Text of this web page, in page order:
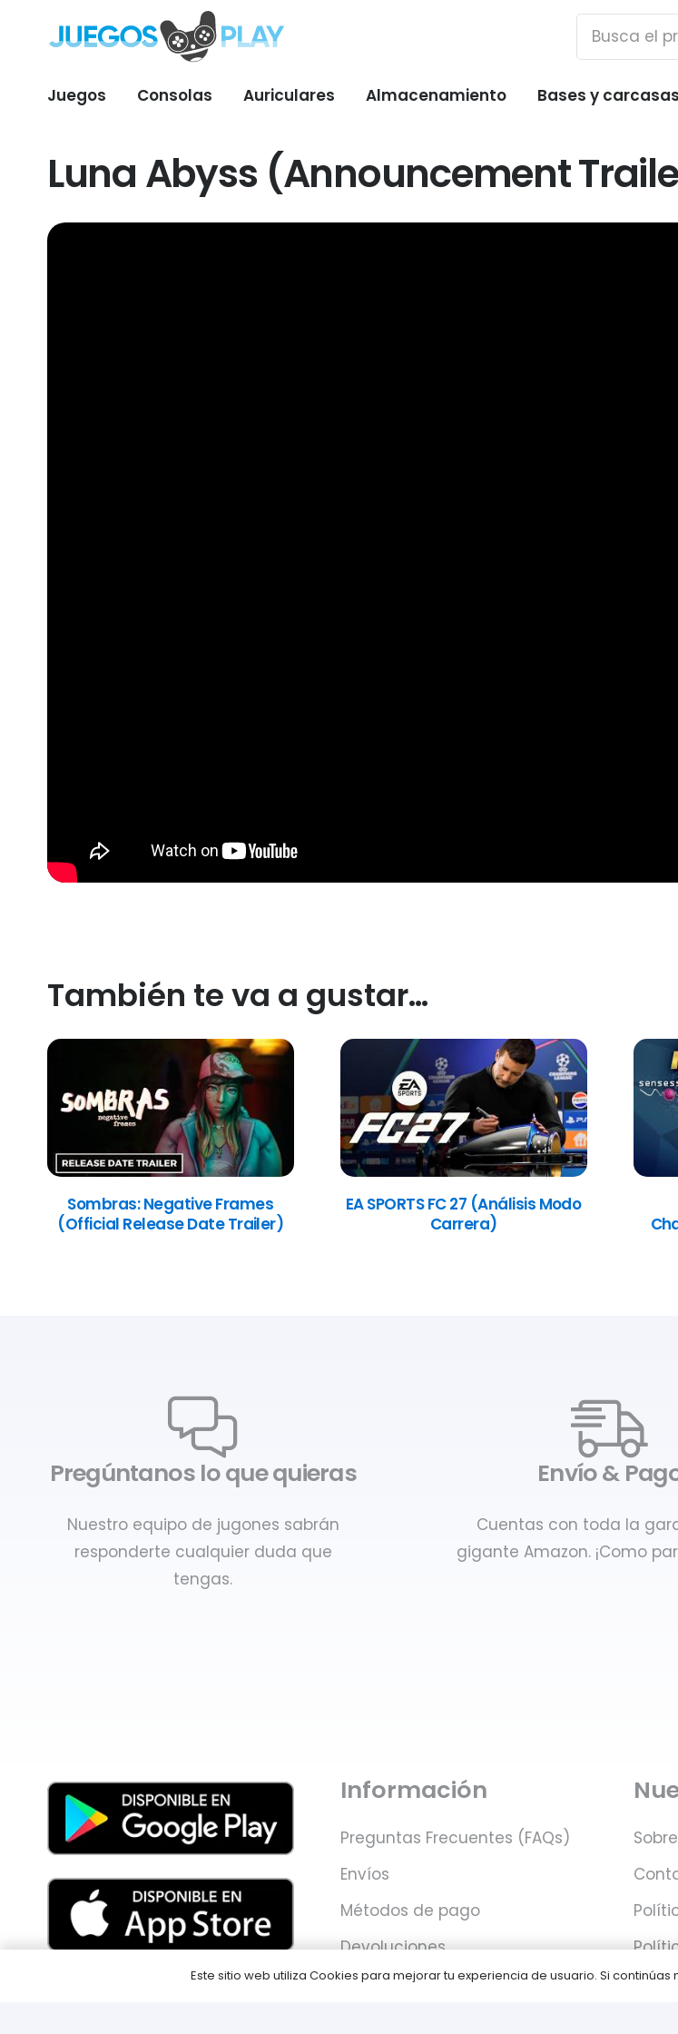
Juegos Consolas Auriculares Almacenamiento Bases y carcasas
Luna Abyss (Announcement
También te va a gustar…
Sombras: Negative Frames
(Official Release Date Trailer)
EA SPORTS FC 27 (Análisis Modo
Carrera)
Pregúntanos lo que quieras
Nuestro equipo de jugones sabrán
responderte cualquier duda que
tengas.
Envío &
Cuentas con toda la
gigante Amazon. ¡Como
Información
Preguntas Frecuentes (FAQs)
Envíos
Métodos de pago
Devoluciones
Este sitio web utiliza Cookies para mejorar tu experiencia de usuario. Si